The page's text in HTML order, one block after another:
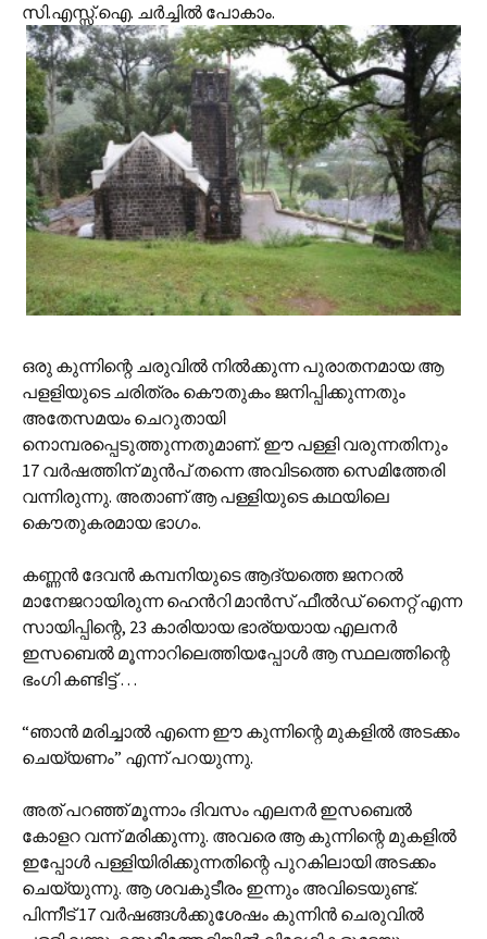
സി.എസ്സ്.ഐ. ചര്‍ച്ചില്‍ പോകാം.
ഒരു കുന്നിന്റെ ചരുവില്‍ നില്‍ക്കുന്ന പുരാതനമായ ആ
പളളിയുടെ ചരിത്രം കൌതുകം ജനിപ്പിക്കുന്നതും
അതേസമയം ചെറുതായി
നൊമ്പരപ്പെടുത്തുന്നതുമാണ്. ഈ പള്ളി വരുന്നതിനും
17 വര്‍ഷത്തിന് മുന്‍പ് തന്നെ അവിടത്തെ സെമിത്തേരി
വന്നിരുന്നു. അതാണ് ആ പള്ളിയുടെ കഥയിലെ
കൌതുകരമായ ഭാഗം.
കണ്ണന്‍ ദേവന്‍ കമ്പനിയുടെ ആദ്യത്തെ ജനറല്‍
മാനേജറായിരുന്ന ഹെന്‍‌റി മാന്‍സ് ഫീല്‍ഡ് നൈറ്റ് എന്ന
സായിപ്പിന്റെ, 23 കാരിയായ ഭാര്യയായ എലനര്‍
ഇസബെല്‍ മൂന്നാറിലെത്തിയപ്പോള്‍ ആ സ്ഥലത്തിന്റെ
ഭംഗി കണ്ടിട്ട് …
“ഞാന്‍ മരിച്ചാല്‍ എന്നെ ഈ കുന്നിന്റെ മുകളില്‍ അടക്കം
ചെയ്യണം” എന്ന് പറയുന്നു.
അത് പറഞ്ഞ് മൂന്നാം ദിവസം എലനര്‍ ഇസബെല്‍
കോളറ വന്ന് മരിക്കുന്നു. അവരെ ആ കുന്നിന്റെ മുകളില്‍
ഇപ്പോള്‍ പള്ളിയിരിക്കുന്നതിന്റെ പുറകിലായി അടക്കം
ചെയ്യുന്നു. ആ ശവകുടീരം ഇന്നും അവിടെയുണ്ട്.
പിന്നീട് 17 വര്‍ഷങ്ങള്‍ക്കുശേഷം കുന്നിന്‍ ചെരുവില്‍